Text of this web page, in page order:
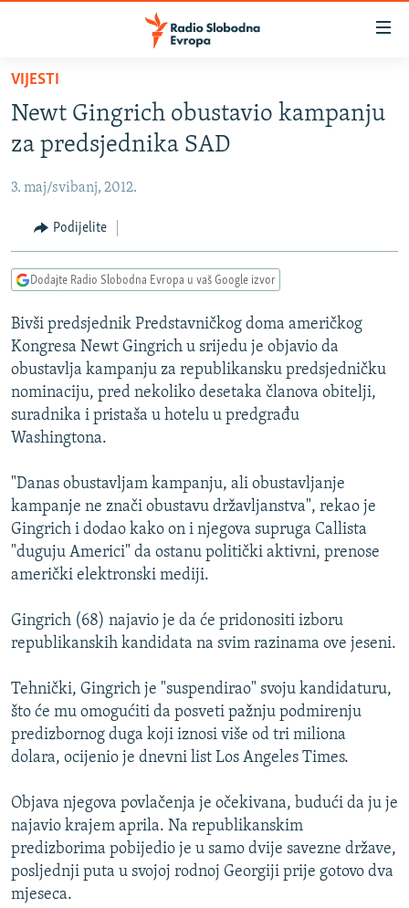
Pređite
glavni
sadržaj
Pređite
na
navigaciju
Pređite
na
BOSNA I HERCEGOVINA
SRBIJA
KOSOVO
CRNA GORA
VIDEO
FOTOGALERIJE
INFOGRAFIKE
PODCASTI
RAT U UKRAJINI
KINA NA BALKANU
RSE PRIČE IZ SVIJETA
ISPRIČAJ MI
SPECIJALI RSE
VIŠE OD NASLOVA
GENOCID U SREBRENICI
TV LIBERTY
MOJA EVROPA
TRI DECENIJE OD RATA U BIH
SVE KARTE DEJTONA
PRATITE NAS
Sve RFE/RL stranice
VIJESTI
Newt Gingrich obustavio kampanju
za predsjednika SAD
3. maj/svibanj, 2012.
Podijelite
Dodajte Radio Slobodna Evropa u vaš Google izvor
Bivši predsjednik Predstavničkog doma američkog
Kongresa Newt Gingrich u srijedu je objavio da
obustavlja kampanju za republikansku predsjedničku
nominaciju, pred nekoliko desetaka članova obitelji,
suradnika i pristaša u hotelu u predgrađu
Washingtona.
"Danas obustavljam kampanju, ali obustavljanje
kampanje ne znači obustavu državljanstva", rekao je
Gingrich i dodao kako on i njegova supruga Callista
"duguju Americi" da ostanu politički aktivni, prenose
američki elektronski mediji.
Gingrich (68) najavio je da će pridonositi izboru
republikanskih kandidata na svim razinama ove jeseni.
Tehnički, Gingrich je "suspendirao" svoju kandidaturu,
što će mu omogućiti da posveti pažnju podmirenju
predizbornog duga koji iznosi više od tri miliona
dolara, ocijenio je dnevni list Los Angeles Times.
Objava njegova povlačenja je očekivana, budući da ju je
najavio krajem aprila. Na republikanskim
predizborima pobijedio je u samo dvije savezne države,
posljednji puta u svojoj rodnoj Georgiji prije gotovo dva
mjeseca.